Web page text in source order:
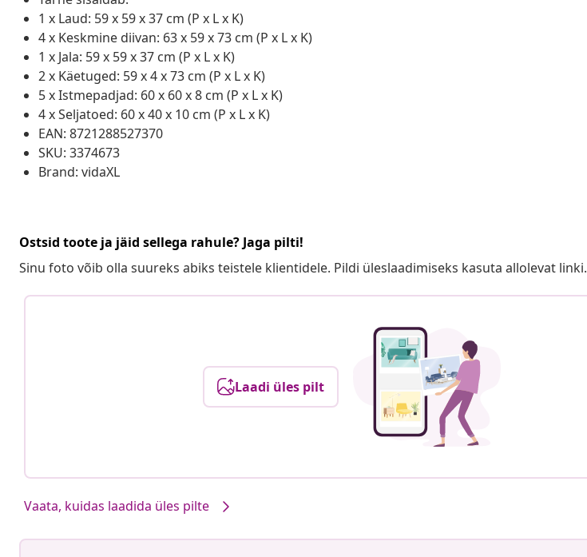
1 x Laud: 59 x 59 x 37 cm (P x L x K)
4 x Keskmine diivan: 63 x 59 x 73 cm (P x L x K)
1 x Jala: 59 x 59 x 37 cm (P x L x K)
2 x Käetuged: 59 x 4 x 73 cm (P x L x K)
5 x Istmepadjad: 60 x 60 x 8 cm (P x L x K)
4 x Seljatoed: 60 x 40 x 10 cm (P x L x K)
EAN: 8721288527370
SKU: 3374673
Brand: vidaXL
Ostsid toote ja jäid sellega rahule? Jaga pilti!
Sinu foto võib olla suureks abiks teistele klientidele. Pildi üleslaadimiseks kasuta allolevat linki.
Laadi üles pilt
Vaata, kuidas laadida üles pilte